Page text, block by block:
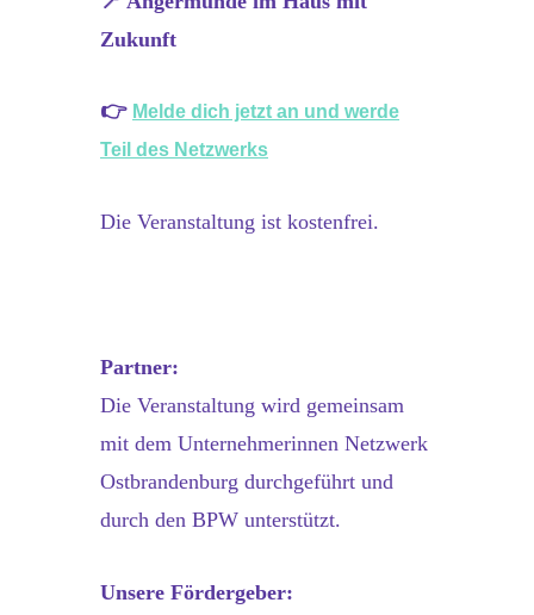
Zukunft
👉 Melde dich jetzt an und werde
Teil des Netzwerks
Die Veranstaltung ist kostenfrei.
Partner:
Die Veranstaltung wird gemeinsam
mit dem Unternehmerinnen Netzwerk
Ostbrandenburg durchgeführt und
durch den BPW unterstützt.
Unsere Fördergeber: